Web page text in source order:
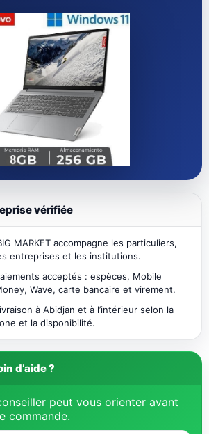
Détail
vérifiée
MARKET accompagne les particuliers,
entreprises et les institutions.
acceptés : espèces, Mobile
Wave, carte bancaire et virement.
à Abidjan et à l’intérieur selon la
zone et la disponibilité.
d’aide ?